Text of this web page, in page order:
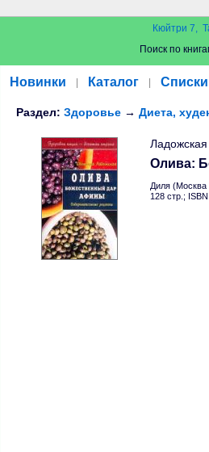
Кюйтри 7,
Поиск по
Новинки Каталог Списки
Раздел: Здоровье → Диета,
Олива:
Диля
128 стр.;